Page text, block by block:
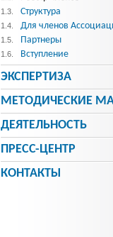
1.3. Структура
1.4. Для членов
1.5. Партнеры
1.6. Вступление
ЭКСПЕРТИЗА
МЕТОДИЧЕСКИE
ДЕЯТЕЛЬНОСТЬ
ПРЕСС-ЦЕНТР
КОНТАКТЫ